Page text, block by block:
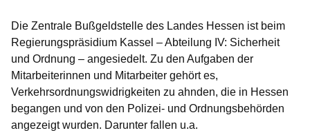
Die Zentrale Bußgeldstelle des Landes Hessen ist beim
Regierungspräsidium Kassel – Abteilung IV: Sicherheit
und Ordnung – angesiedelt. Zu den Aufgaben der
Mitarbeiterinnen und Mitarbeiter gehört es,
Verkehrsordnungswidrigkeiten zu ahnden, die in Hessen
begangen und von den Polizei- und Ordnungsbehörden
angezeigt wurden. Darunter fallen u.a.